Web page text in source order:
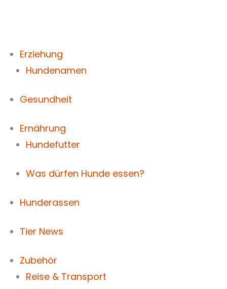
Erziehung
Hundenamen
Gesundheit
Ernährung
Hundefutter
Was dürfen Hunde essen?
Hunderassen
Tier News
Zubehör
Reise & Transport